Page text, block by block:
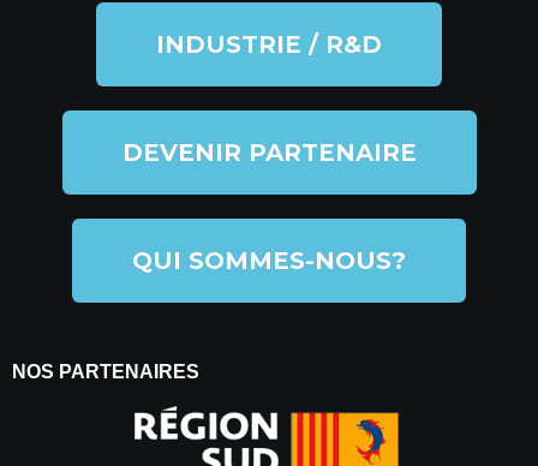
INDUSTRIE / R&D
DEVENIR PARTENAIRE
QUI SOMMES-NOUS?
NOS PARTENAIRES